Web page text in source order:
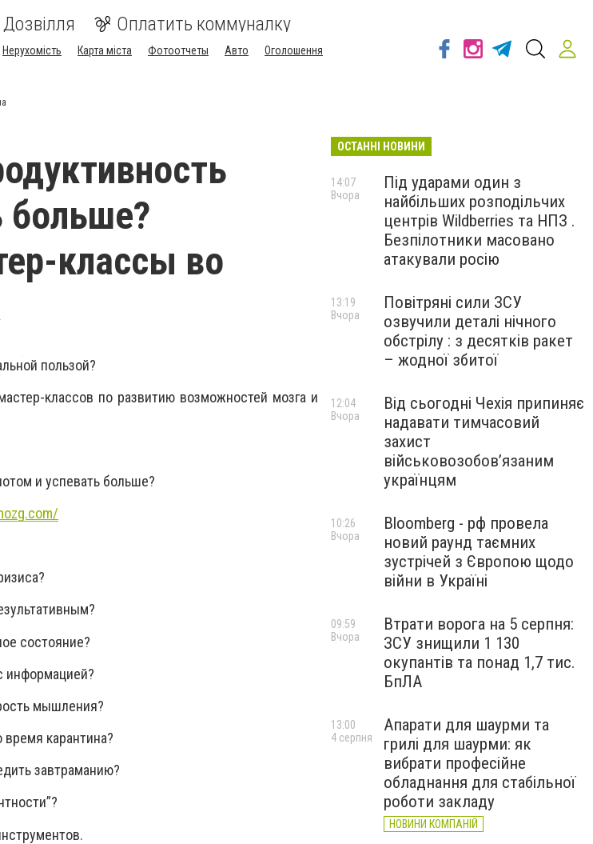
Дозвілля Оплатить коммуналку
Нерухомість Карта міста Фотоотчеты Авто
Оголошення
больше?
классы во
пользой?
классов по развитию возможностей мозга и
и успевать больше?
состояние?
информацией?
мышления?
время карантина?
завтраманию?
ОСТАННІ НОВИНИ
Під ударами один з
найбільших розподільчих
центрів Wildberries та НПЗ .
Безпілотники масовано
атакували росію
14:07
Вчора
Повітряні сили ЗСУ
озвучили деталі нічного
обстрілу : з десятків ракет
– жодної збитої
13:19
Вчора
Від сьогодні Чехія припиняє
надавати тимчасовий
захист
військовозобов’язаним
українцям
12:04
Вчора
Bloomberg - рф провела
новий раунд таємних
зустрічей з Європою щодо
війни в Україні
10:26
Вчора
Втрати ворога на 5 серпня:
ЗСУ знищили 1 130
окупантів та понад 1,7 тис.
БпЛА
09:59
Вчора
Апарати для шаурми та
грилі для шаурми: як
вибрати професійне
обладнання для стабільної
роботи закладу
НОВИНИ КОМПАНІЙ
13:00
4 серпня